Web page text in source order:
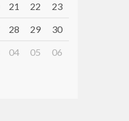
21 22 23
28 29 30
04 05 06